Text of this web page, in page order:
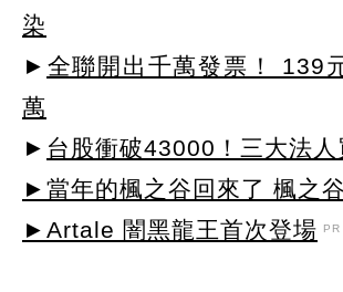
染
► 全聯開出千萬發票！ 139
萬
► 台股衝破43000！三大法
►當年的楓之谷回來了 楓之
►Artale 闇黑龍王首次登場